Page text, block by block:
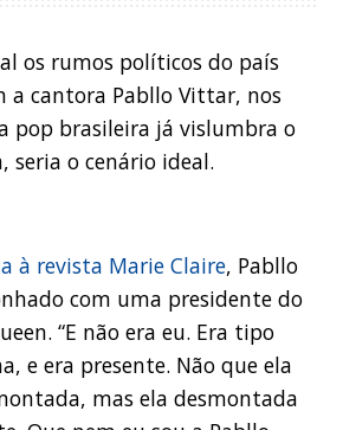
os rumos políticos do país
a cantora Pabllo Vittar, nos
pop brasileira já vislumbra o
seria o cenário ideal.
à revista Marie Claire, Pabllo
com uma presidente do
“E não era eu. Era tipo
e era presente. Não que ela
mas ela desmontada